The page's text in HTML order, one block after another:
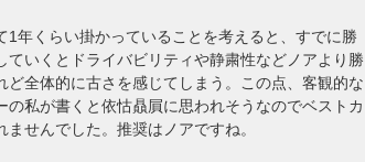
1年くらい掛かっていることを考えると、すでに勝
ていくとドライバビリティや静粛性などノアより勝
ど全体的に古さを感じてしまう。この点、客観的な
の私が書くと依怙贔屓に思われそうなのでベストカ
せんでした。推奨はノアですね。